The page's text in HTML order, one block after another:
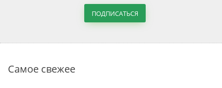
ПОДПИСАТЬСЯ
Самое свежее